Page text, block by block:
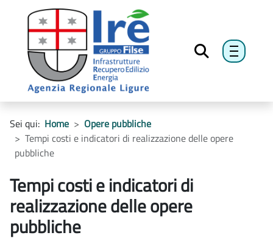
menu
Sei qui: Home
Opere pubbliche
Tempi costi e indicatori di realizzazione delle opere
pubbliche
Tempi costi e indicatori di
realizzazione delle opere
pubbliche